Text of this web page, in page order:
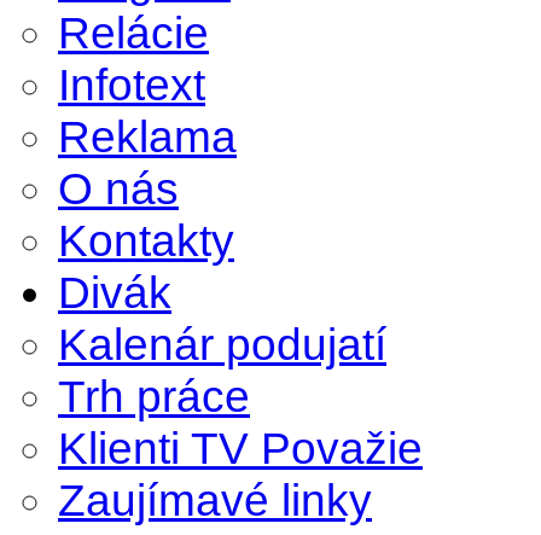
Relácie
Infotext
Reklama
O nás
Kontakty
Divák
Kalenár podujatí
Trh práce
Klienti TV Považie
Zaujímavé linky